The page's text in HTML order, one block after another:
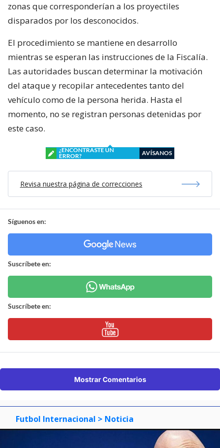
zonas que corresponderían a los proyectiles
disparados por los desconocidos.
El procedimiento se mantiene en desarrollo
mientras se esperan las instrucciones de la Fiscalía.
Las autoridades buscan determinar la motivación
del ataque y recopilar antecedentes tanto del
vehículo como de la persona herida. Hasta el
momento, no se registran personas detenidas por
este caso.
¿ENCONTRASTE UN
ERROR?
AVÍSANOS
Revisa nuestra página de correcciones
Síguenos en:
Suscríbete en:
Suscríbete en:
Mostrar Comentarios
Futbol Internacional > Noticia